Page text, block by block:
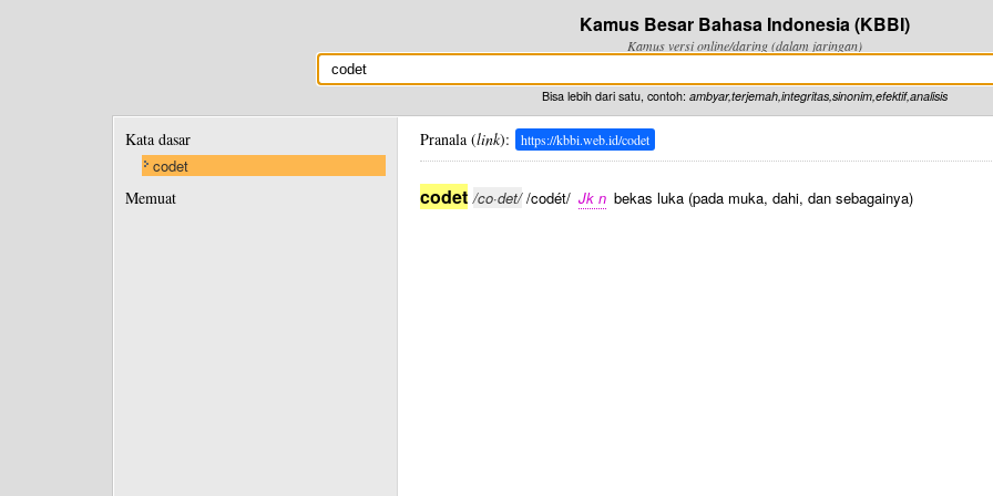
Kamus Besar Bahasa Indonesia (KBBI)
Kamus versi online/daring (dalam jaringan)
Bisa lebih dari satu, contoh: ambyar,terjemah,integritas,sinonim,efektif,analisis
Kata dasar
codet
Memuat
Pranala (link): https://kbbi.web.id/codet
codet /co·det//codét/ Jk n bekas luka (pada muka, dahi, dan sebagainya)